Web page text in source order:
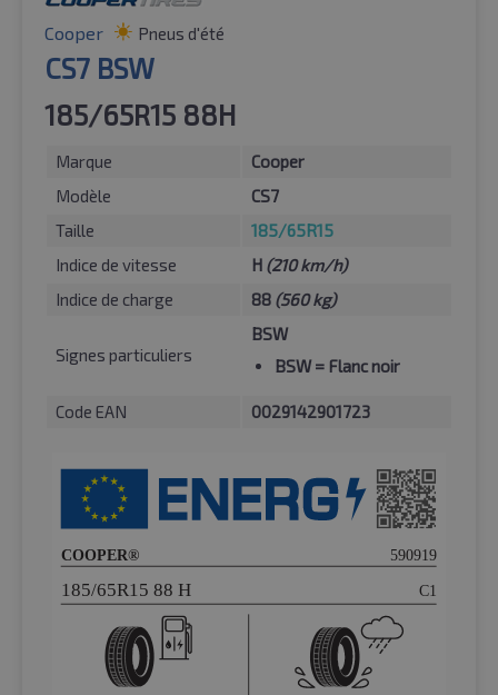
Cooper Pneus d'été
CS7 BSW
185/65R15 88H
Marque
Cooper
Modèle
CS7
Taille
185/65R15
Indice de vitesse
H (210 km/h)
Indice de charge
88 (560 kg)
Signes particuliers
BSW
BSW = Flanc noir
Code EAN 0029142901723